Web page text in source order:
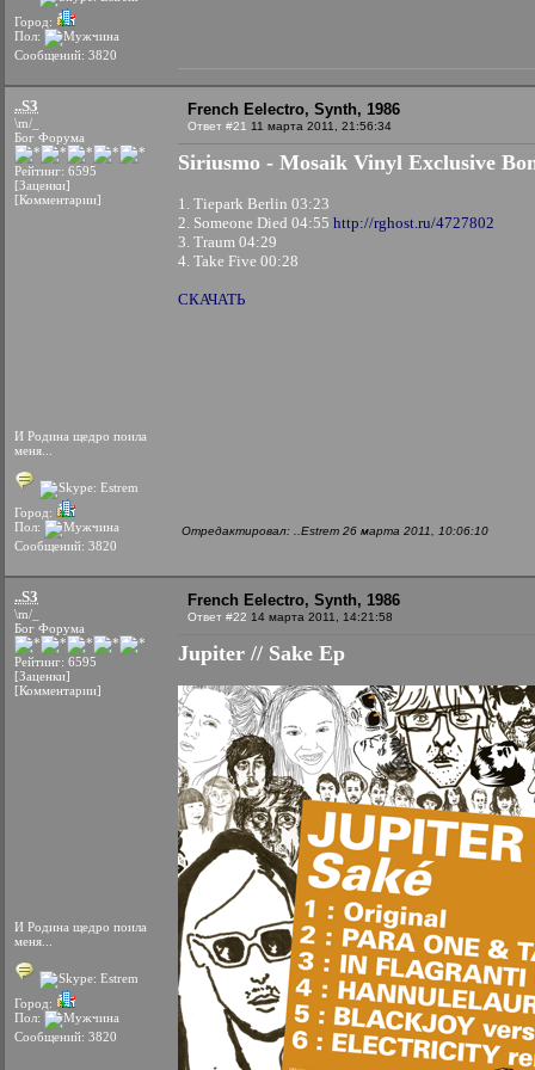
Город:
Пол:
Сообщений: 3820
..S3
\m/_
Бог Форума
Рейтинг: 6595
[Заценки]
[Комментарии]
И Родина щедро поила
меня...
Город:
Пол:
Сообщений: 3820
French Eelectro, Synth, 1986
Ответ #21 11 марта 2011, 21:56:34
Siriusmo - Mosaik Vinyl Exclusive
1. Tiepark Berlin 03:23
2. Someone Died 04:55 http://rghost.ru/4727802
3. Traum 04:29
4. Take Five 00:28
СКАЧАТЬ
Отредактировал: ..Estrem 26 марта 2011, 10:06:10
..S3
\m/_
Бог Форума
Рейтинг: 6595
[Заценки]
[Комментарии]
И Родина щедро поила
меня...
Город:
Пол:
Сообщений: 3820
French Eelectro, Synth, 1986
Ответ #22 14 марта 2011, 14:21:58
Jupiter // Sake Ep